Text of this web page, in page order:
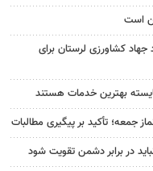
است
جهاد کشاورزی لرستان برای
بهترین خدمات هستند
جمعه؛ تأکید بر پیگیری مطالبات
در برابر دشمن تقویت شود